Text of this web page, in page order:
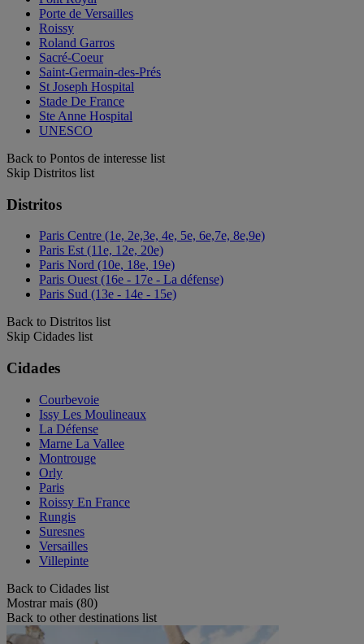
Porte de Versailles
Roissy
Roland Garros
Sacré-Coeur
Saint-Germain-des-Prés
St Joseph Hospital
Stade De France
Ste Anne Hospital
UNESCO
Back to Pontos de interesse list
Skip Distritos list
Distritos
Paris Centre (1e, 2e,3e, 4e, 5e, 6e,7e, 8e,9e)
Paris Est (11e, 12e, 20e)
Paris Nord (10e, 18e, 19e)
Paris Ouest (16e - 17e - La défense)
Paris Sud (13e - 14e - 15e)
Back to Distritos list
Skip Cidades list
Cidades
Courbevoie
Issy Les Moulineaux
La Défense
Marne La Vallee
Montrouge
Orly
Paris
Roissy En France
Rungis
Suresnes
Versailles
Villepinte
Back to Cidades list
Mostrar mais (80)
Back to other destinations list